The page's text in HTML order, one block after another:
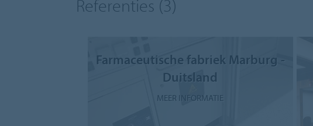
Referenties (3)
Farmaceutische fabriek Marburg -
Duitsland
MEER INFORMATIE